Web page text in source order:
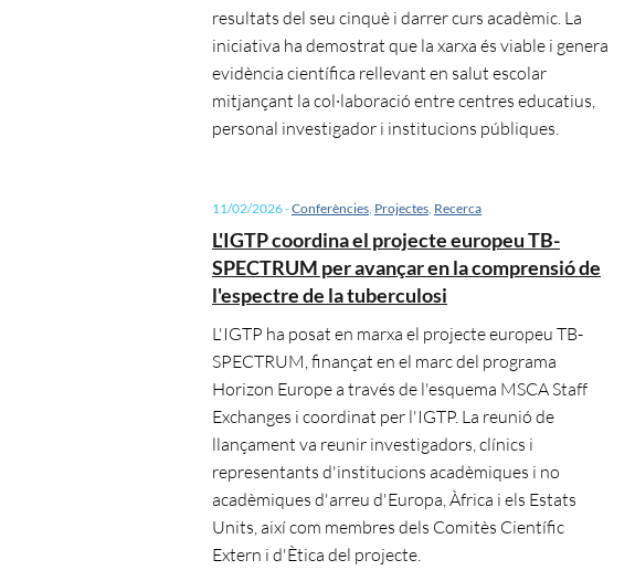
resultats del seu cinquè i darrer curs acadèmic. La
iniciativa ha demostrat que la xarxa és viable i genera
evidència científica rellevant en salut escolar
mitjançant la col·laboració entre centres educatius,
personal investigador i institucions públiques.
11/02/2026-Conferències, Projectes, Recerca
L'IGTP coordina el projecte europeu TB-
SPECTRUM per avançar en la comprensió de
l'espectre de la tuberculosi
L'IGTP ha posat en marxa el projecte europeu TB-
SPECTRUM, finançat en el marc del programa
Horizon Europe a través de l'esquema MSCA Staff
Exchanges i coordinat per l'IGTP. La reunió de
llançament va reunir investigadors, clínics i
representants d'institucions acadèmiques i no
acadèmiques d'arreu d'Europa, Àfrica i els Estats
Units, així com membres dels Comitès Científic
Extern i d'Ètica del projecte.